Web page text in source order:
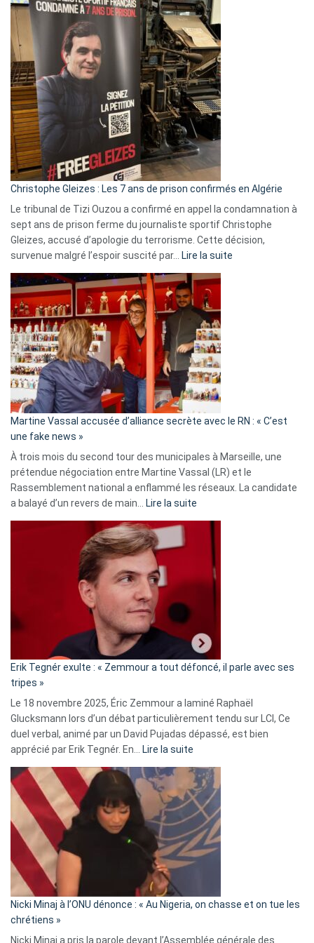
:
Pays-
Bas,
Espagne,
Irlande
et
Slovénie
rejettent
la
présence
d’Israël
Christophe Gleizes : Les 7 ans de prison confirmés en Algérie
Le tribunal de Tizi Ouzou a confirmé en appel la condamnation à
sept ans de prison ferme du journaliste sportif Christophe
Gleizes, accusé d’apologie du terrorisme. Cette décision,
survenue malgré l’espoir suscité par…
Lire la suite
Algérie
Martine Vassal accusée d’alliance secrète avec le RN : « C’est
une fake news »
À trois mois du second tour des municipales à Marseille, une
prétendue négociation entre Martine Vassal (LR) et le
Rassemblement national a enflammé les réseaux. La candidate
a balayé d’un revers de main…
Lire la suite
d’alliance
secrète
«
C’est
fake
news
»
Erik Tegnér exulte : « Zemmour a tout défoncé, il parle avec ses
tripes »
Le 18 novembre 2025, Éric Zemmour a laminé Raphaël
Glucksmann lors d’un débat particulièrement tendu sur LCI, Ce
duel verbal, animé par un David Pujadas dépassé, est bien
apprécié par Erik Tegnér. En…
Lire la suite
Tegnér
exulte
« Zemmour
a
tout
parle
ses
Nicki Minaj à l’ONU dénonce : « Au Nigeria, on chasse et on tue les
chrétiens »
Nicki Minaj a pris la parole devant l’Assemblée générale des